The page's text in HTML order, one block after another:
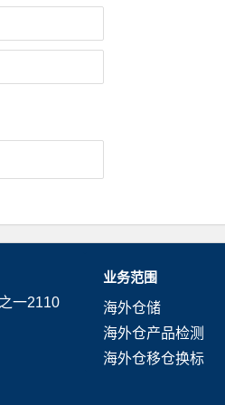
一2110
业务范围
海外仓储
海外仓产品检测
海外仓移仓换标